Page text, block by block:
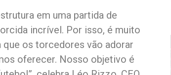
em uma partida de
incrível. Por isso, é muito
os torcedores vão adorar
oferecer. Nosso objetivo é